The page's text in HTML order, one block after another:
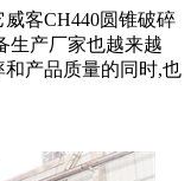
客CH440圆锥破碎
生产厂家也越来越
产品质量的同时,也